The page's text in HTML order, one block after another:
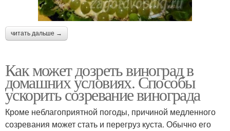
читать дальше →
Как может дозреть виноград в
домашних условиях. Способы
ускорить созревание винограда
Кроме неблагоприятной погоды, причиной медленного
созревания может стать и перегруз куста. Обычно его